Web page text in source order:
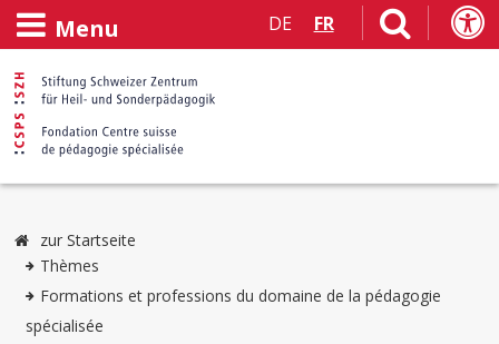
Menu DE FR
zur Startseite
Thèmes
Formations et professions du domaine de la pédagogie
spécialisée